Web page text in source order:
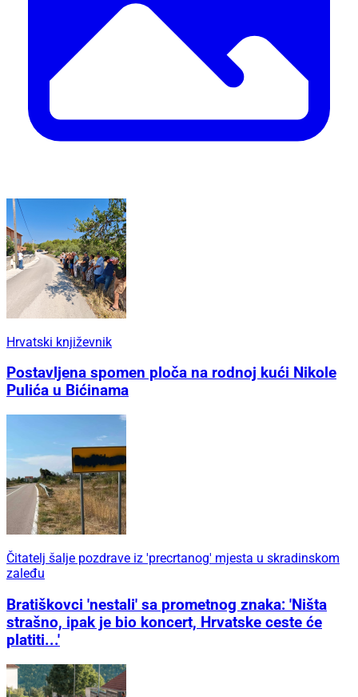
Hrvatski književnik
Postavljena spomen ploča na rodnoj kući Nikole
Pulića u Bićinama
Čitatelj šalje pozdrave iz 'precrtanog' mjesta u skradinskom
zaleđu
Bratiškovci 'nestali' sa prometnog znaka: 'Ništa
strašno, ipak je bio koncert, Hrvatske ceste će
platiti...'